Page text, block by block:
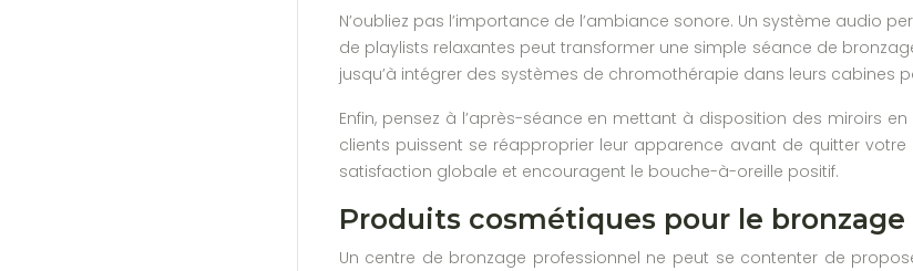
N’oubliez pas l’importance de l’ambiance sonore. Un système audio
de playlists relaxantes peut transformer une simple séance de
jusqu’à intégrer des systèmes de chromothérapie dans leurs cabines
Enfin, pensez à l’après-séance en mettant à disposition des miroirs
clients puissent se réapproprier leur apparence avant de quitter
satisfaction globale et encouragent le bouche-à-oreille positif.
Produits cosmétiques pour le bronzage
Un centre de bronzage professionnel ne peut se contenter de